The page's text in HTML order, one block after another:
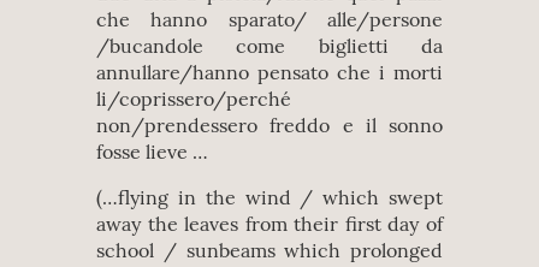
che hanno sparato/ alle/persone
/bucandole come biglietti da
annullare/hanno pensato che i morti
li/coprissero/perché
non/prendessero freddo e il sonno
fosse lieve …
(…flying in the wind / which swept
away the leaves from their first day of
school / sunbeams which prolonged